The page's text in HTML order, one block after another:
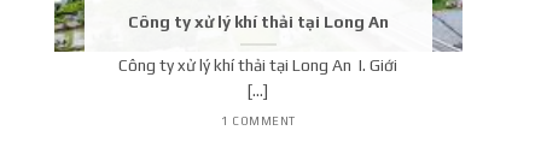
Công ty xử lý khí thải tại Long An
Công ty xử lý khí thải tại Long An I. Giới
[...]
1 COMMENT